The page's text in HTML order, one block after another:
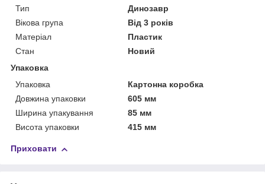
Тип
Динозавр
Вікова група
Від 3 років
Матеріал
Пластик
Стан
Новий
Упаковка
Упаковка
Картонна коробка
Довжина упаковки
605 мм
Ширина упакування
85 мм
Висота упаковки
415 мм
Приховати